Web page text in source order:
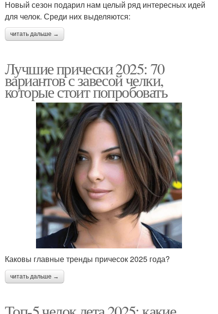
Новый сезон подарил нам целый ряд интересных идей
для челок. Среди них выделяются:
читать дальше →
Лучшие прически 2025: 70
вариантов с завесой челки,
которые стоит попробовать
Каковы главные тренды причесок 2025 года?
читать дальше →